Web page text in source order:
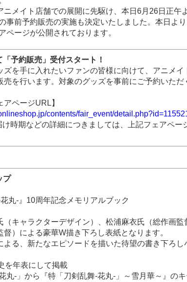
ニメイト店舗での展開に先駆け、本日6月26日正午
事前予約販売の実施も決定いたしました。本日よ
ページが公開されております。
予約販売」受付スタート！
ズを手に入れたいファンの皆様に向けて、アニメイ
売を行います。対象のグッズを事前にご予約いただ
アページURL】
contents/fair_event/
時期などの詳細につきましては、上記フェアペー
プ
丸-』10周年記念メモリアルブック
（キャラクターデザイン）、松浦麻衣氏（総作画監
）による豪華W描き下ろし表紙となります。
よる、新たなエピソードを描いた待望の書き下ろし
を年表にして掲載
丸-」から『特「刀剣乱舞-花丸-」～雪月華～』の